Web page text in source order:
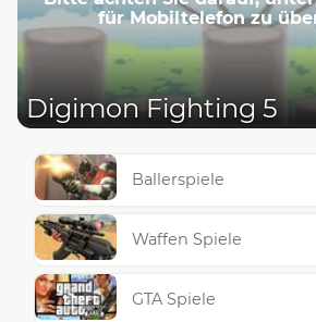
für Mobiltelefon zu
Digimon Fighting 5
Ballerspiele
Waffen Spiele
GTA Spiele